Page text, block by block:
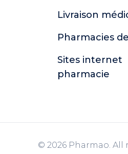
Livraison
Pharmacies
Sites internet
pharmacie
© 2026 Pharmao. All